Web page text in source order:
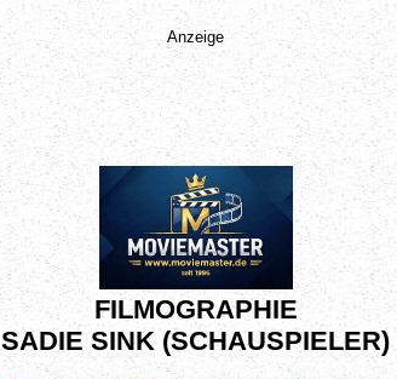
FILMOGRAPHIE
SADIE SINK (SCHAUSPIELER)
Anzeige